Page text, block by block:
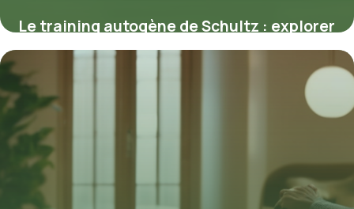
Le training autogène de Schultz : explorer
la puissance de l’auto-relaxation
18 mai 2026